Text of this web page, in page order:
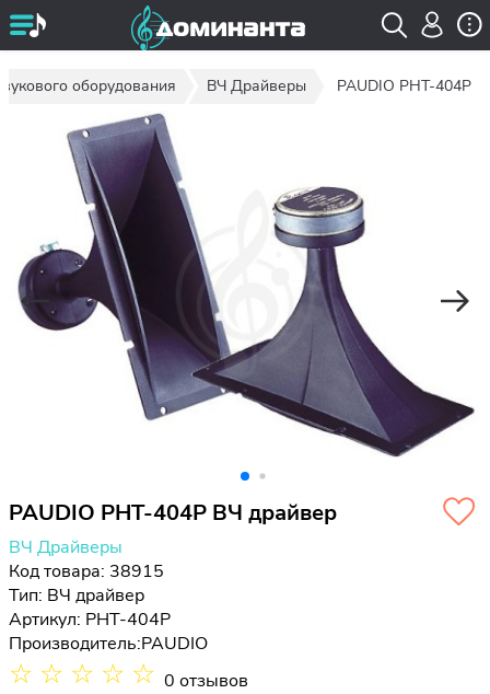
оборудования ВЧ Драйверы PAUDIO PHT-404P
PAUDIO PHT-404P ВЧ драйвер
ВЧ Драйверы
Код товара: 38915
Тип: ВЧ драйвер
Артикул: PHT-404P
Производитель:PAUDIO
☆ ☆ ☆ ☆ ☆ 0 отзывов